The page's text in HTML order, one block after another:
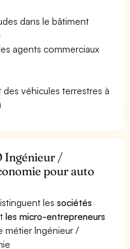
dans le bâtiment
agents commerciaux
véhicules terrestres à
Ingénieur /
pour auto
lessociétés
les micro-entrepreneurs
métier Ingénieur /